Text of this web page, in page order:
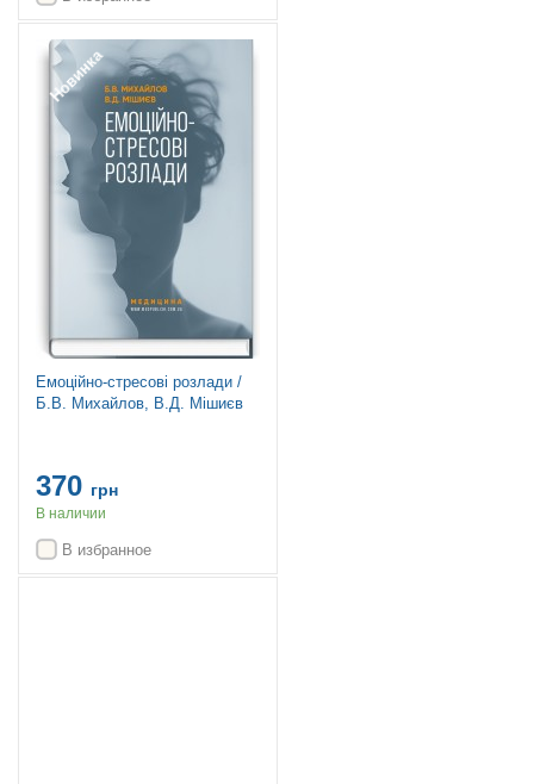
Новинка
Емоційно-стресові розлади /
Б.В. Михайлов, В.Д. Мішиєв
370 грн
В наличии
В избранное